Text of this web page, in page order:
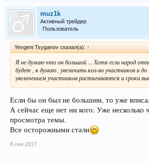
muz1k
Активный трейдер
Пользователь
Yevgeni Tsyganov сказал(а): ↑
Я не думаю что он большой ... Хотя если народ
будет , я думаю , увеличить кол-во участников и
увеличением участников растягиваются и сроки
Если бы он был не большим, то уже
А сейчас еще нет ни кого. Уже несколько
просмотра темы.
Все осторожными стали
8 сен 2017